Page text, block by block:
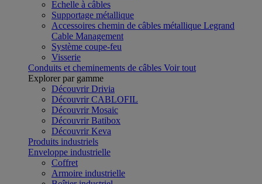
Echelle à câbles
Supportage métallique
Accessoires chemin de câbles métallique Legrand
Cable Management
Système coupe-feu
Visserie
Conduits et cheminements de câbles Voir tout
Explorer par gamme
Découvrir Drivia
Découvrir CABLOFIL
Découvrir Mosaic
Découvrir Batibox
Découvrir Keva
Produits industriels
Enveloppe industrielle
Coffret
Armoire industrielle